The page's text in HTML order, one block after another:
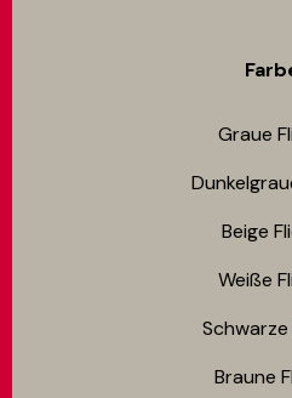
Graue
Beige
Weiße
Schwarze
Braune